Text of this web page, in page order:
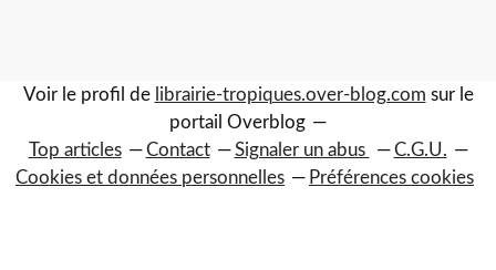
Voir le profil de librairie-tropiques.over-blog.com sur le
portail Overblog
Top articles
Contact Signaler un abus
C.G.U.
Cookies et données personnelles
Préférences cookies